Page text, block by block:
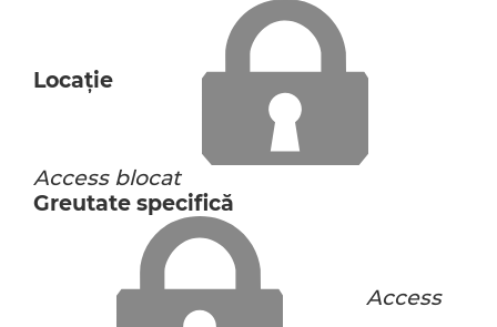
Locaţie
Access blocat
Greutate specifică
Access